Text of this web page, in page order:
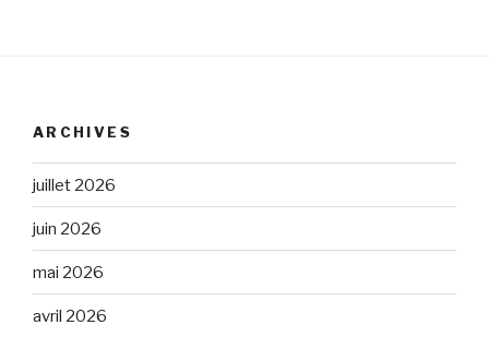
ARCHIVES
juillet 2026
juin 2026
mai 2026
avril 2026